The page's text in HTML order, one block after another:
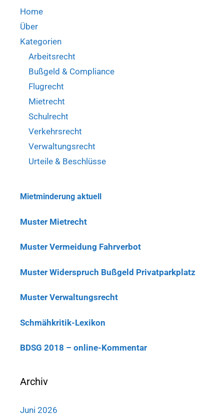
–
5
V
Home
Über
Kategorien
Arbeitsrecht
Bußgeld & Compliance
Flugrecht
Mietrecht
Schulrecht
Verkehrsrecht
Verwaltungsrecht
Urteile & Beschlüsse
Mietminderung aktuell
Muster Mietrecht
Muster Vermeidung Fahrverbot
Muster Widerspruch Bußgeld Privatparkplatz
Muster Verwaltungsrecht
Schmähkritik-Lexikon
BDSG 2018 – online-Kommentar
Archiv
Juni 2026